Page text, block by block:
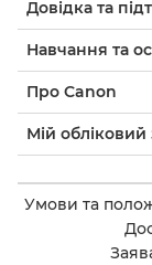
Довідка та
Навчання та
Про Canon
Мій обліковий
Умови та